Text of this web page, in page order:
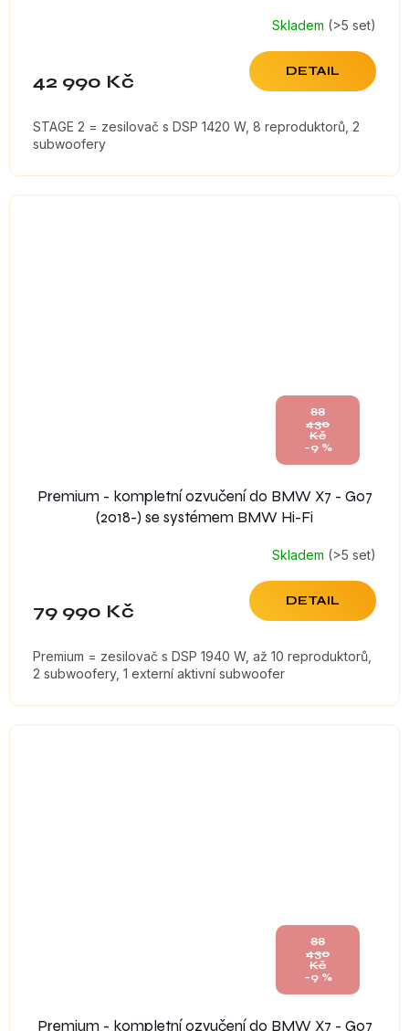
Skladem (>5 set)
42 990 Kč DETAIL
STAGE 2 = zesilovač s DSP 1420 W, 8 reproduktorů, 2
subwoofery
88
430
Kč
–9 %
Premium - kompletní ozvučení do BMW X7 - G07
(2018-) se systémem BMW Hi-Fi
Skladem (>5 set)
79 990 Kč DETAIL
Premium = zesilovač s DSP 1940 W, až 10 reproduktorů,
2 subwoofery, 1 externí aktivní subwoofer
88
430
Kč
–9 %
Premium - kompletní ozvučení do BMW X7 - G07